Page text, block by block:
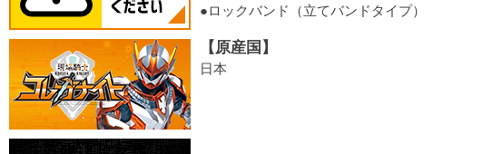
●ロックバンド（立てバンドタイプ）
【原産国】
日本